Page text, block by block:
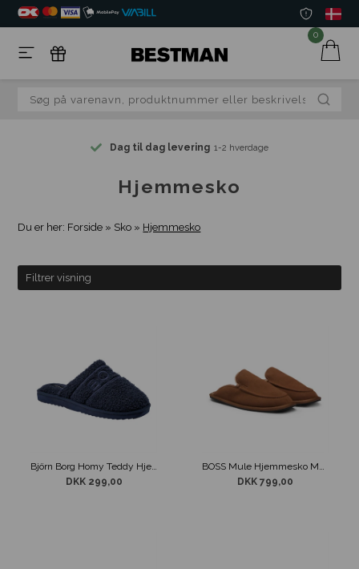
0
Dag til dag levering 1-2 hverdage
Hjemmesko
Du er her: Forside » Sko » Hjemmesko
Filtrer visning
Björn Borg Homy Teddy Hjemmesko Navy
DKK 299,00
BOSS Mule Hjemmesko Mørke Brun
DKK 799,00